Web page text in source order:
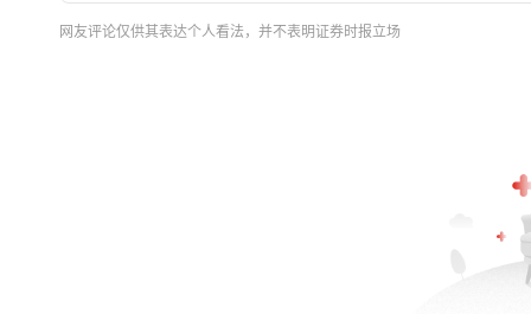
网友评论仅供其表达个人看法，并不表明证券时报立场